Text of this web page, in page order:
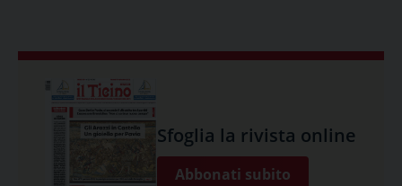
Sfoglia la rivista online
Abbonati subito